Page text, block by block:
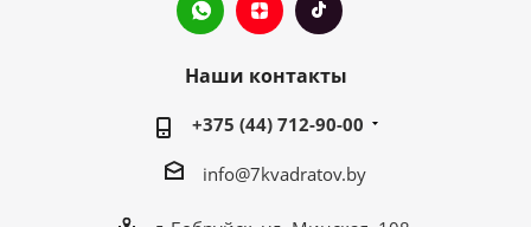
Наши контакты
+375 (44) 712-90-00
info@7kvadratov.by